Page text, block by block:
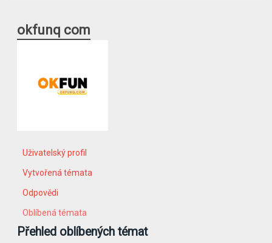
okfunq com
Uživatelský profil
Vytvořená témata
Odpovědi
Oblíbená témata
Přehled oblíbených témat